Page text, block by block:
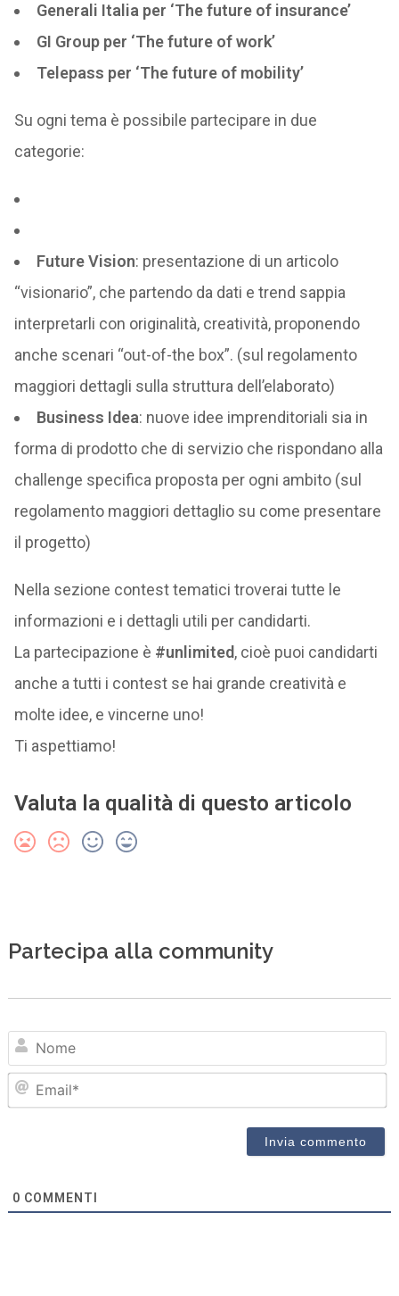
Generali Italia per ‘The future of insurance’
GI Group per ‘The future of work’
Telepass per ‘The future of mobility’
Su ogni tema è possibile partecipare in due
categorie:
Future Vision: presentazione di un articolo
“visionario”, che partendo da dati e trend sappia
interpretarli con originalità, creatività, proponendo
anche scenari “out-of-the box”. (sul regolamento
maggiori dettagli sulla struttura dell’elaborato)
Business Idea: nuove idee imprenditoriali sia in
forma di prodotto che di servizio che rispondano alla
challenge specifica proposta per ogni ambito (sul
regolamento maggiori dettaglio su come presentare
il progetto)
Nella sezione contest tematici troverai tutte le
informazioni e i dettagli utili per candidarti.
La partecipazione è #unlimited, cioè puoi candidarti
anche a tutti i contest se hai grande creatività e
molte idee, e vincerne uno!
Ti aspettiamo!
Valuta la qualità di questo articolo
Partecipa alla community
0 COMMENTI